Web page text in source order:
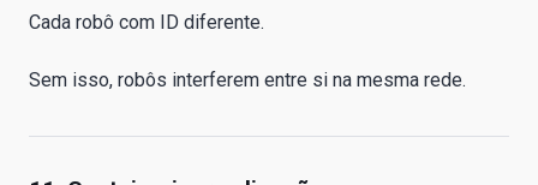
Cada robô com ID diferente.
Sem isso, robôs interferem entre si na mesma rede.